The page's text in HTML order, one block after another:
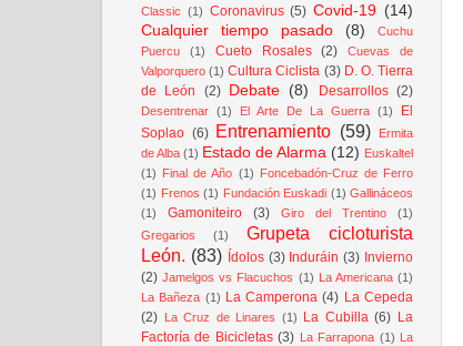
Classic (1) Coronavirus (5) Covid-19 (14)
Cualquier tiempo pasado
(8)
Cuchu
Puercu
(1) Cueto Rosales (2)
Cuevas de
Valporquero (1) Cultura Ciclista (3) D. O. Tierra
de León
(2) Debate (8) Desarrollos (2)
Desentrenar (1) El Arte De La Guerra (1)
El
Soplao (6) Entrenamiento (59)
Ermita
de Alba (1) Estado de Alarma (12) Euskaltel
(1) Final de Año (1) Foncebadón-Cruz de Ferro
(1) Frenos (1) Fundación Euskadi (1) Gallináceos
(1)
Gamoniteiro (3) Giro del Trentino
(1)
Gregarios
(1)
Grupeta cicloturista
León. (83) Ídolos (3) Induráin (3) Invierno
(2) Jamelgos vs Flacuchos (1) La Americana (1)
La Bañeza (1) La Camperona (4) La Cepeda
(2) La Cruz de Linares (1) La Cubilla (6) La
Factoría de Bicicletas (3) La Farrapona (1) La